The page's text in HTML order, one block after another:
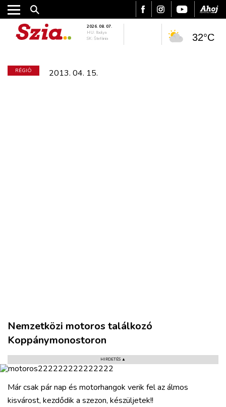
PODCAST
2026. 08. 07.
HU: Ibolya
SK: Štefánia
32°C
RÉGIÓ 2013. 04. 15.
Nemzetközi motoros találkozó
Koppánymonostoron
HIRDETÉS ▲
Már csak pár nap és motorhangok verik fel az álmos
kisvárost, kezdődik a szezon, készüljetek!!